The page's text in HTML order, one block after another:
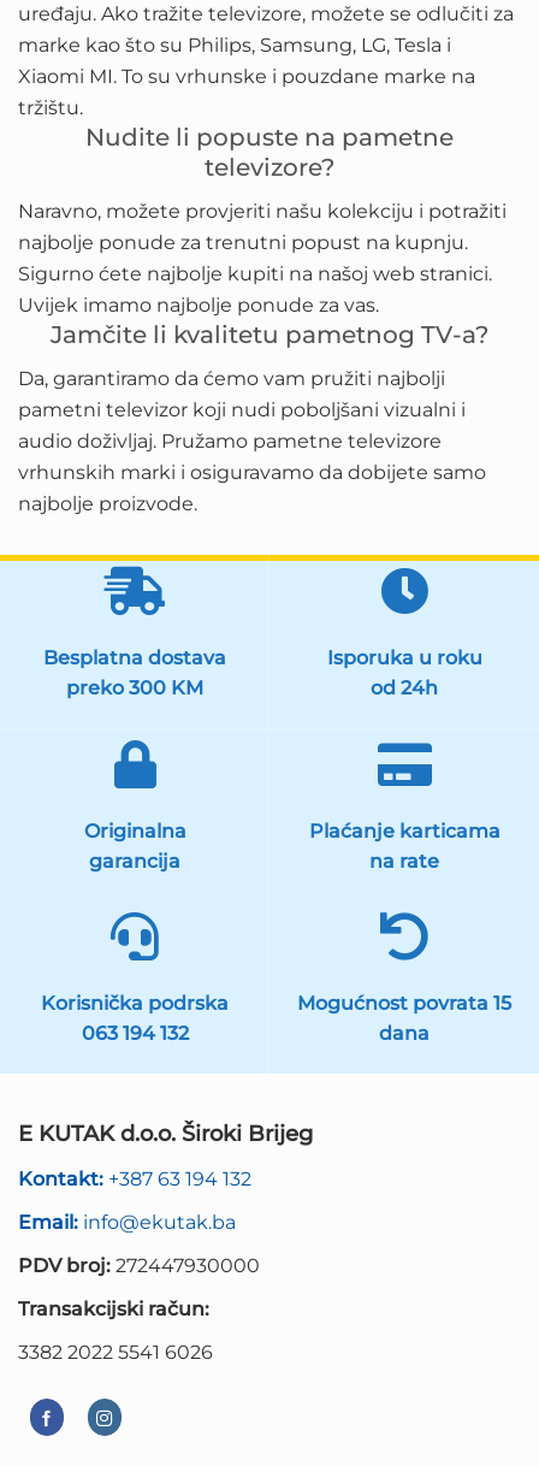
uređaju. Ako tražite televizore, možete se odlučiti za
marke kao što su Philips, Samsung, LG, Tesla i
Xiaomi MI. To su vrhunske i pouzdane marke na
tržištu.
Nudite li popuste na pametne
televizore?
Naravno, možete provjeriti našu kolekciju i potražiti
najbolje ponude za trenutni popust na kupnju.
Sigurno ćete najbolje kupiti na našoj web stranici.
Uvijek imamo najbolje ponude za vas.
Jamčite li kvalitetu pametnog TV-a?
Da, garantiramo da ćemo vam pružiti najbolji
pametni televizor koji nudi poboljšani vizualni i
audio doživljaj. Pružamo pametne televizore
vrhunskih marki i osiguravamo da dobijete samo
najbolje proizvode.
Besplatna dostava
preko 300 KM
Isporuka u roku
od 24h
Originalna
garancija
Plaćanje karticama
na rate
Korisnička podrska
063 194 132
Mogućnost povrata 15
dana
E KUTAK d.o.o. Široki Brijeg
Kontakt: +387 63 194 132
Email: info@ekutak.ba
PDV broj: 272447930000
Transakcijski račun:
3382 2022 5541 6026